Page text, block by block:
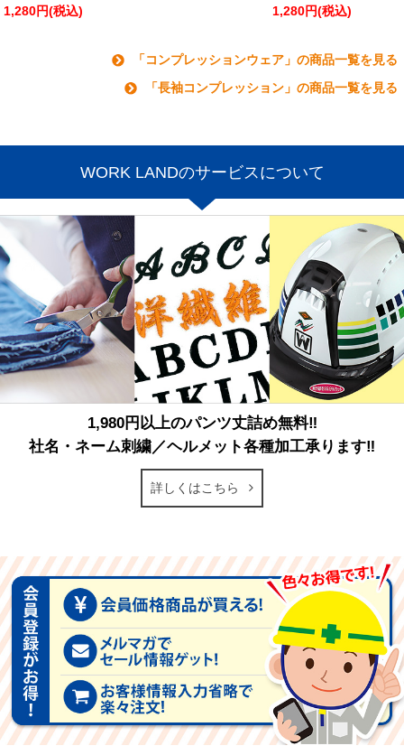
1,280円(税込)
1,280円(税込)
「コンプレッションウェア」の商品一覧を見る
「長袖コンプレッション」の商品一覧を見る
WORK LANDのサービスについて
1,980円以上のパンツ丈詰め無料‼
社名・ネーム刺繍／ヘルメット各種加工承ります‼
詳しくはこちら